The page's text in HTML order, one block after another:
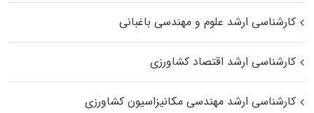
کارشناسی ارشد علوم و مهندسی باغبانی
کارشناسی ارشد اقتصاد کشاورزی
کارشناسی ارشد مهندسی مکانیزاسیون کشاورزی